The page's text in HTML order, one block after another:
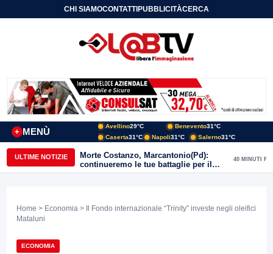
CHI SIAMOCONTATTIPUBBLICITÀCERCA
MENÙ
+
Avellino29°C Benevento31°C
Caserta31°C Napoli31°C Salerno31°C
ULTIME NOTIZIE
Morte Costanzo, Marcantonio(Pd):
continueremo le tue battaglie per il
Sannio
40 MINUTI FA
Home > Economia > Il Fondo internazionale “Trinity” investe negli oleifici
Mataluni
ECONOMIA